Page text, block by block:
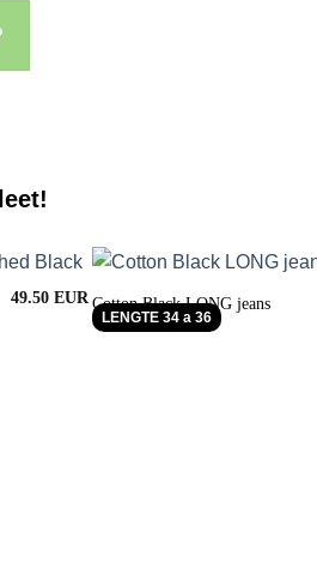
49.50
LENGTE 34 a 36
Cotton Black LONG jeans